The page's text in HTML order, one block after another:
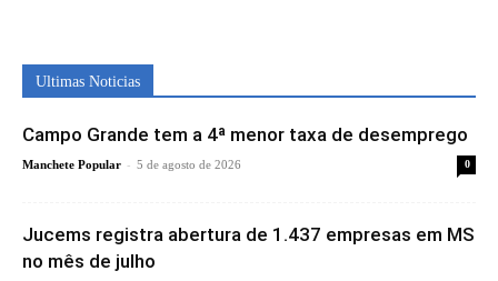
Ultimas Noticias
Campo Grande tem a 4ª menor taxa de desemprego
Manchete Popular - 5 de agosto de 2026 0
Jucems registra abertura de 1.437 empresas em MS
no mês de julho